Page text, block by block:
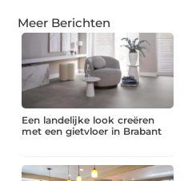
Meer Berichten
Een landelijke look creëren
met een gietvloer in Brabant